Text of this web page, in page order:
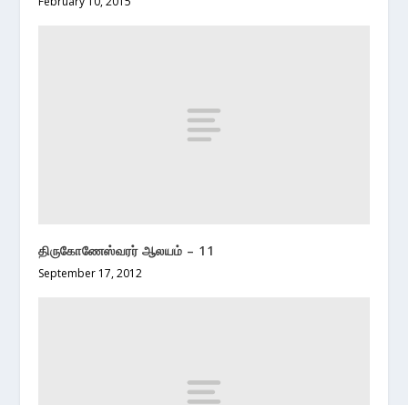
திருகோணேஸ்வரர் ஆலயம் – 11
September 17, 2012